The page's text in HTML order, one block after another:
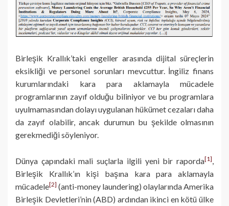
Birleşik Krallık’taki engeller arasında dijital süreçlerin
eksikliği ve personel sorunları mevcuttur. İngiliz finans
kurumlarındaki kara para aklamayla mücadele
programlarının zayıf olduğu biliniyor ve bu programlara
uyulmamasından dolayı uygulanan hükümet cezaları daha
da zayıf olabilir, ancak durumun bu şekilde olmasının
gerekmediği söyleniyor.
Dünya çapındaki mali suçlarla ilgili yeni bir raporda[1]
Birleşik Krallık’ın kişi başına kara para aklamayla
mücadele[2] (anti-money laundering) olaylarında Amerika
Birleşik Devletleri’nin (ABD) ardından ikinci en kötü ülke